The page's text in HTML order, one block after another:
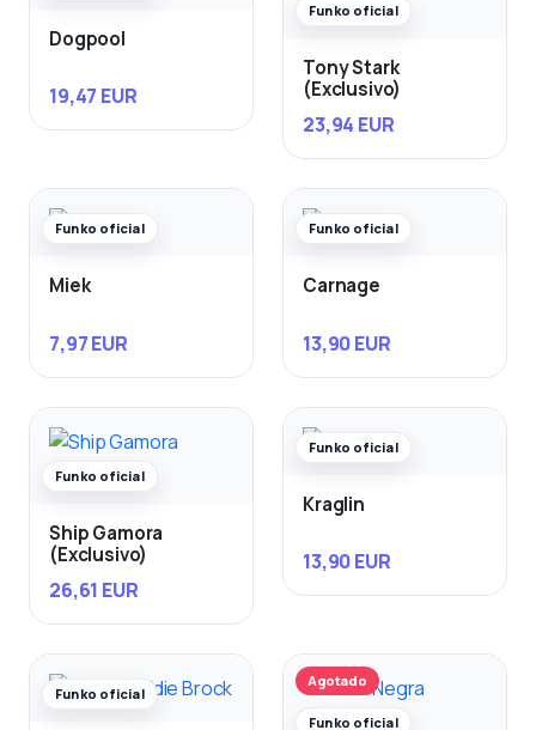
Dogpool
19,47 EUR
Funko oficial
Tony Stark
(Exclusivo)
23,94 EUR
Funko oficial
Miek
7,97 EUR
Funko oficial
Carnage
13,90 EUR
Funko oficial
Ship Gamora
(Exclusivo)
26,61 EUR
Funko oficial
Kraglin
13,90 EUR
Funko oficial
Agotado
Funko oficial